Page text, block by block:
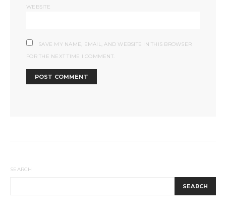
WEBSITE
SAVE MY NAME, EMAIL, AND WEBSITE IN THIS BROWSER
FOR THE NEXT TIME I COMMENT.
SEARCH
SEARCH